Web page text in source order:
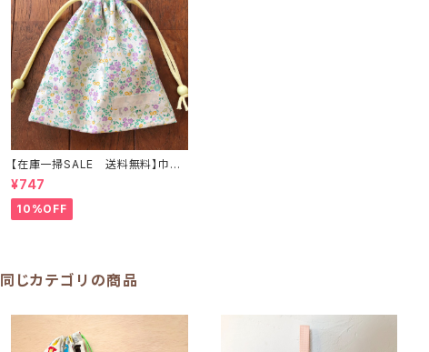
【在庫一掃SALE 送料無料】巾着
袋(小)21×20cm【花とネコ】★ K
U.70 裏地付き 女の子 ねこ猫
｜通園通学用のかわいい巾着袋や
入園オーダーHoshizora☆ほしぞ
¥747
10%OFF
同じカテゴリの商品